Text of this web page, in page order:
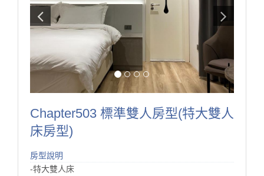
Chapter503 標準雙人房型(特大雙人
床房型)
房型說明
-特大雙人床